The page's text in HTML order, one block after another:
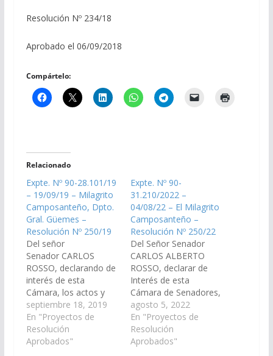
Resolución Nº 234/18
Aprobado el 06/09/2018
Compártelo:
Relacionado
Expte. Nº 90-28.101/19
– 19/09/19 – Milagrito
Camposanteño, Dpto.
Gral. Güemes –
Resolución Nº 250/19
Del señor
Senador CARLOS
ROSSO, declarando de
interés de esta
Cámara, los actos y
festejos conocidos
como Milagrito
Camposanteño, en
Honor al Señor y
septiembre 18, 2019
En "Proyectos de
Resolución
Aprobados"
Expte. Nº 90-
31.210/2022 –
04/08/22 – El Milagrito
Camposanteño –
Resolución Nº 250/22
Del Señor Senador
CARLOS ALBERTO
ROSSO, declarar de
Interés de esta
Cámara de Senadores,
el Milagrito
Camposanteño 2022,
en honor al Señor y la
Virgen del Milagro, que
agosto 5, 2022
En "Proyectos de
Resolución
Aprobados"